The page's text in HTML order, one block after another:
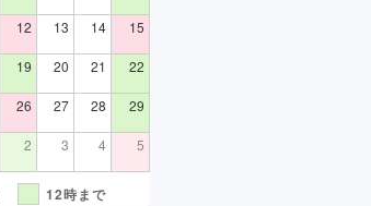
12 13 14 15
19 20 21 22
26 27 28 29
2 3 4 5
12時まで